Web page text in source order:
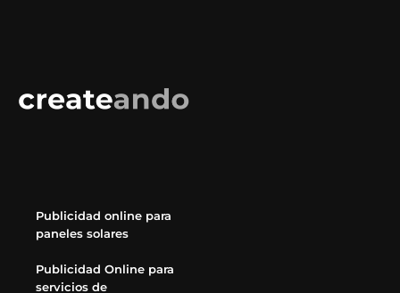
Publicidad online para
paneles solares
Publicidad Online para
servicios de